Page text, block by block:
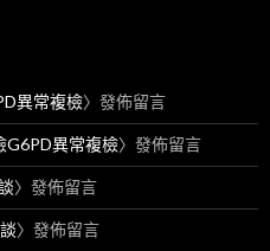
異常複檢〉發佈留言
G6PD異常複檢〉發佈留言
〉發佈留言
〉發佈留言